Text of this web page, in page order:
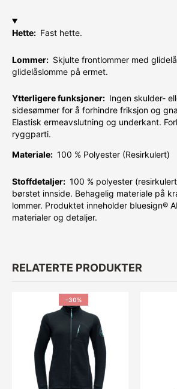
Hette: Fast hette.
Lommer: Skjulte frontlommer med
glidelåslomme på ermet.
Ytterligere funksjoner: Ingen skulder-
sidesømmer for å forhindre friksjon og
Elastisk ermeavslutning og underkant.
ryggparti.
Materiale: 100 % Polyester (Resirkulert)
Stoffdetaljer: 100 % polyester
børstet innside. Behagelig materiale på
lommer. Produktet inneholder bluesign®
materialer og detaljer.
RELATERTE PRODUKTER
-30%